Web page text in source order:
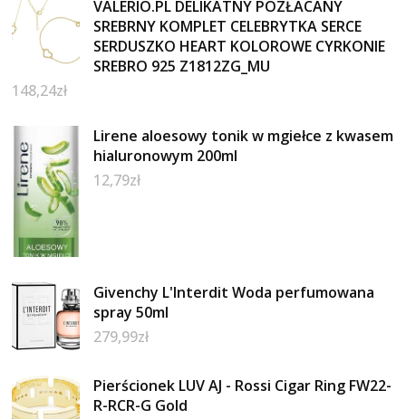
VALERIO.PL DELIKATNY POZŁACANY
SREBRNY KOMPLET CELEBRYTKA SERCE
SERDUSZKO HEART KOLOROWE CYRKONIE
SREBRO 925 Z1812ZG_MU
148,24zł
Lirene aloesowy tonik w mgiełce z kwasem
hialuronowym 200ml
12,79zł
Givenchy L'Interdit Woda perfumowana
spray 50ml
279,99zł
Pierścionek LUV AJ - Rossi Cigar Ring FW22-
R-RCR-G Gold